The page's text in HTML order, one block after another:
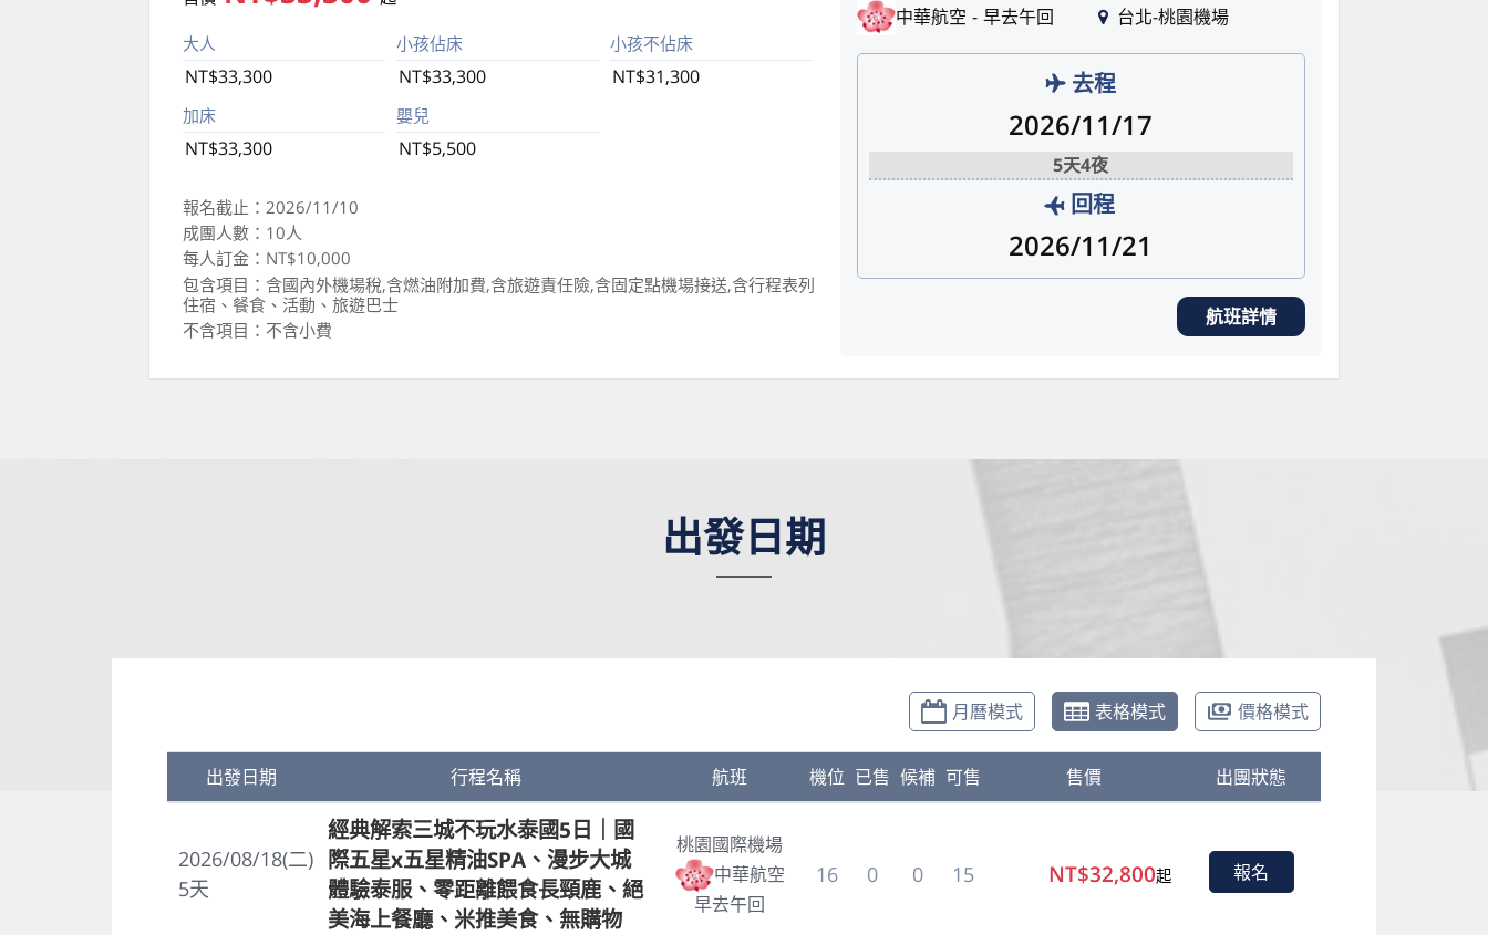
大人
NT$33,300
小孩佔床
NT$33,300
小孩不佔床
NT$31,300
加床
NT$33,300
嬰兒
NT$5,500
報名截止：2026/11/10
成團人數：10人
每人訂金：NT$10,000
包含項目：含國內外機場稅,含燃油附加費,含旅遊責任險,含固定點機場接送,含行程表列
住宿、餐食、活動、旅遊巴士
不含項目：不含小費
中華航空 早去午回 台北-桃園機場
去程
2026/11/17
5天4夜
回程
2026/11/21
航班詳情
出發日期
月曆模式 表格模式 價格模式
出發日期 行程名稱 航班 機位 已售 候補 可售 售價 出團狀態
2026/08/18(二)
5天
經典解索三城不玩水泰國5日｜國
際五星x五星精油SPA、漫步大城
體驗泰服、零距離餵食長頸鹿、絕
美海上餐廳、米推美食、無購物
桃園國際機場
中華航空
早去午回
16 0 0 15 NT$32,800起 報名